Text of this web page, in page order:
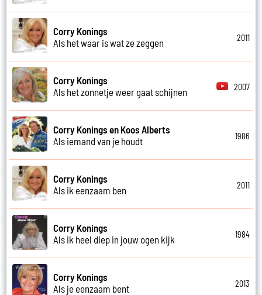
Corry Konings
Als het waar is wat ze zeggen
2011
Corry Konings
Als het zonnetje weer gaat schijnen
2007
Corry Konings en Koos Alberts
Als iemand van je houdt
1986
Corry Konings
Als ik eenzaam ben
2011
Corry Konings
Als ik heel diep in jouw ogen kijk
1984
Corry Konings
Als je eenzaam bent
2013